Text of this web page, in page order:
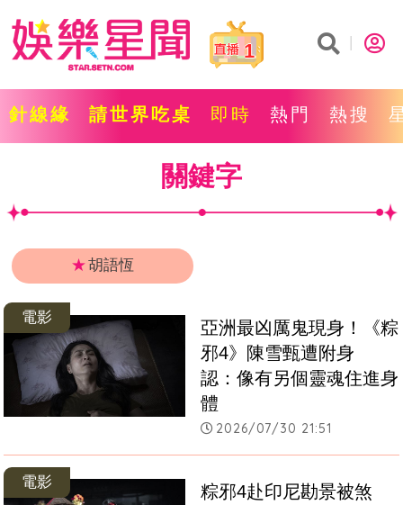
1
針線緣 請世界吃桌 即時 熱門 熱搜
關鍵字
★胡語恆
電影
亞洲最凶厲鬼現身！《粽
邪4》陳雪甄遭附身
認：像有另個靈魂住進身
體
2026/07/30 21:51
電影
粽邪4赴印尼勘景被煞